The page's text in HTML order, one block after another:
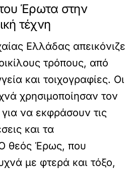
Έρωτα στην
τέχνη
Ελλάδας απεικόνιζε
τρόπους, από
και τοιχογραφίες. Οι
χρησιμοποίησαν τον
να εκφράσουν τις
και τα
θεός Έρως, που
με φτερά και τόξο,